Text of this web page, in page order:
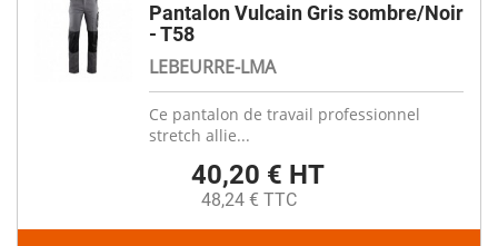
Pantalon Vulcain Gris sombre/Noir
- T58
LEBEURRE-LMA
Ce pantalon de travail professionnel
stretch allie...
40,20 € HT
48,24 € TTC